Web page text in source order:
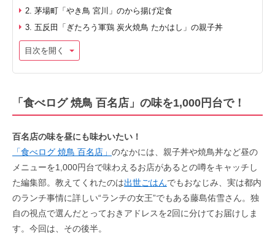
2. 茅場町「やき鳥 宮川」のから揚げ定食
3. 五反田「ぎたろう軍鶏 炭火焼鳥 たかはし」の親子丼
目次を開く
「食べログ 焼鳥 百名店」の味を1,000円台で！
百名店の味を昼にも味わいたい！
「食べログ 焼鳥 百名店」 のなかには、親子丼や焼鳥丼など昼の
メニューを1,000円台で味わえるお店があるとの噂をキャッチし
た編集部。教えてくれたのは出世ごはんでもおなじみ、実は都内
のランチ事情に詳しい“ランチの女王”でもある藤島佑雪さん。独
自の視点で選んだとっておきアドレスを2回に分けてお届けしま
す。今回は、その後半。